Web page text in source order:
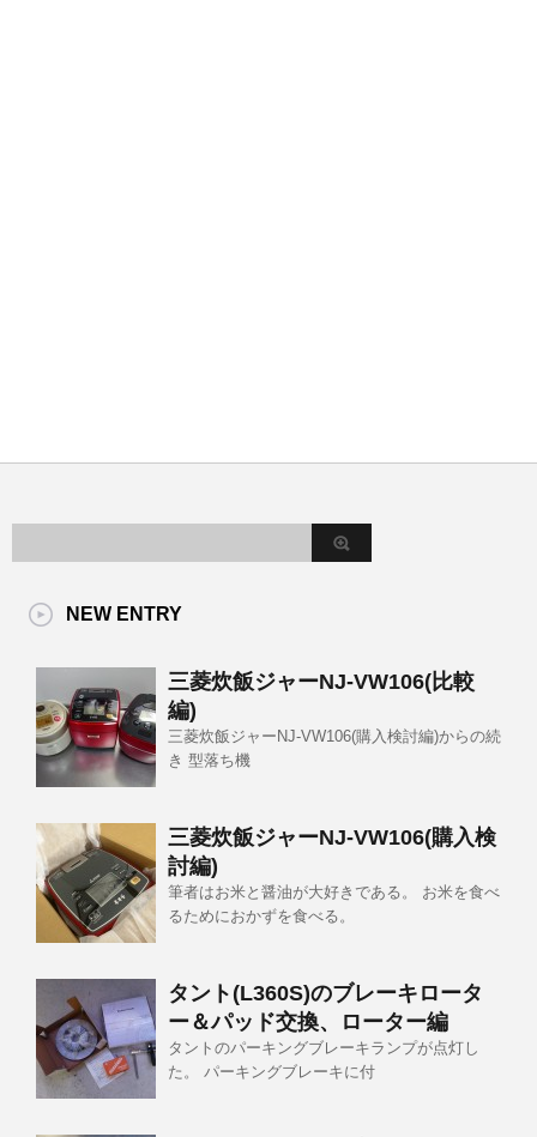
NEW ENTRY
三菱炊飯ジャーNJ-VW106(比較
編)
三菱炊飯ジャーNJ-VW106(購入検討編)からの続
き 型落ち機
三菱炊飯ジャーNJ-VW106(購入検
討編)
筆者はお米と醤油が大好きである。 お米を食べ
るためにおかずを食べる。
タント(L360S)のブレーキロータ
ー＆パッド交換、ローター編
タントのパーキングブレーキランプが点灯し
た。 パーキングブレーキに付